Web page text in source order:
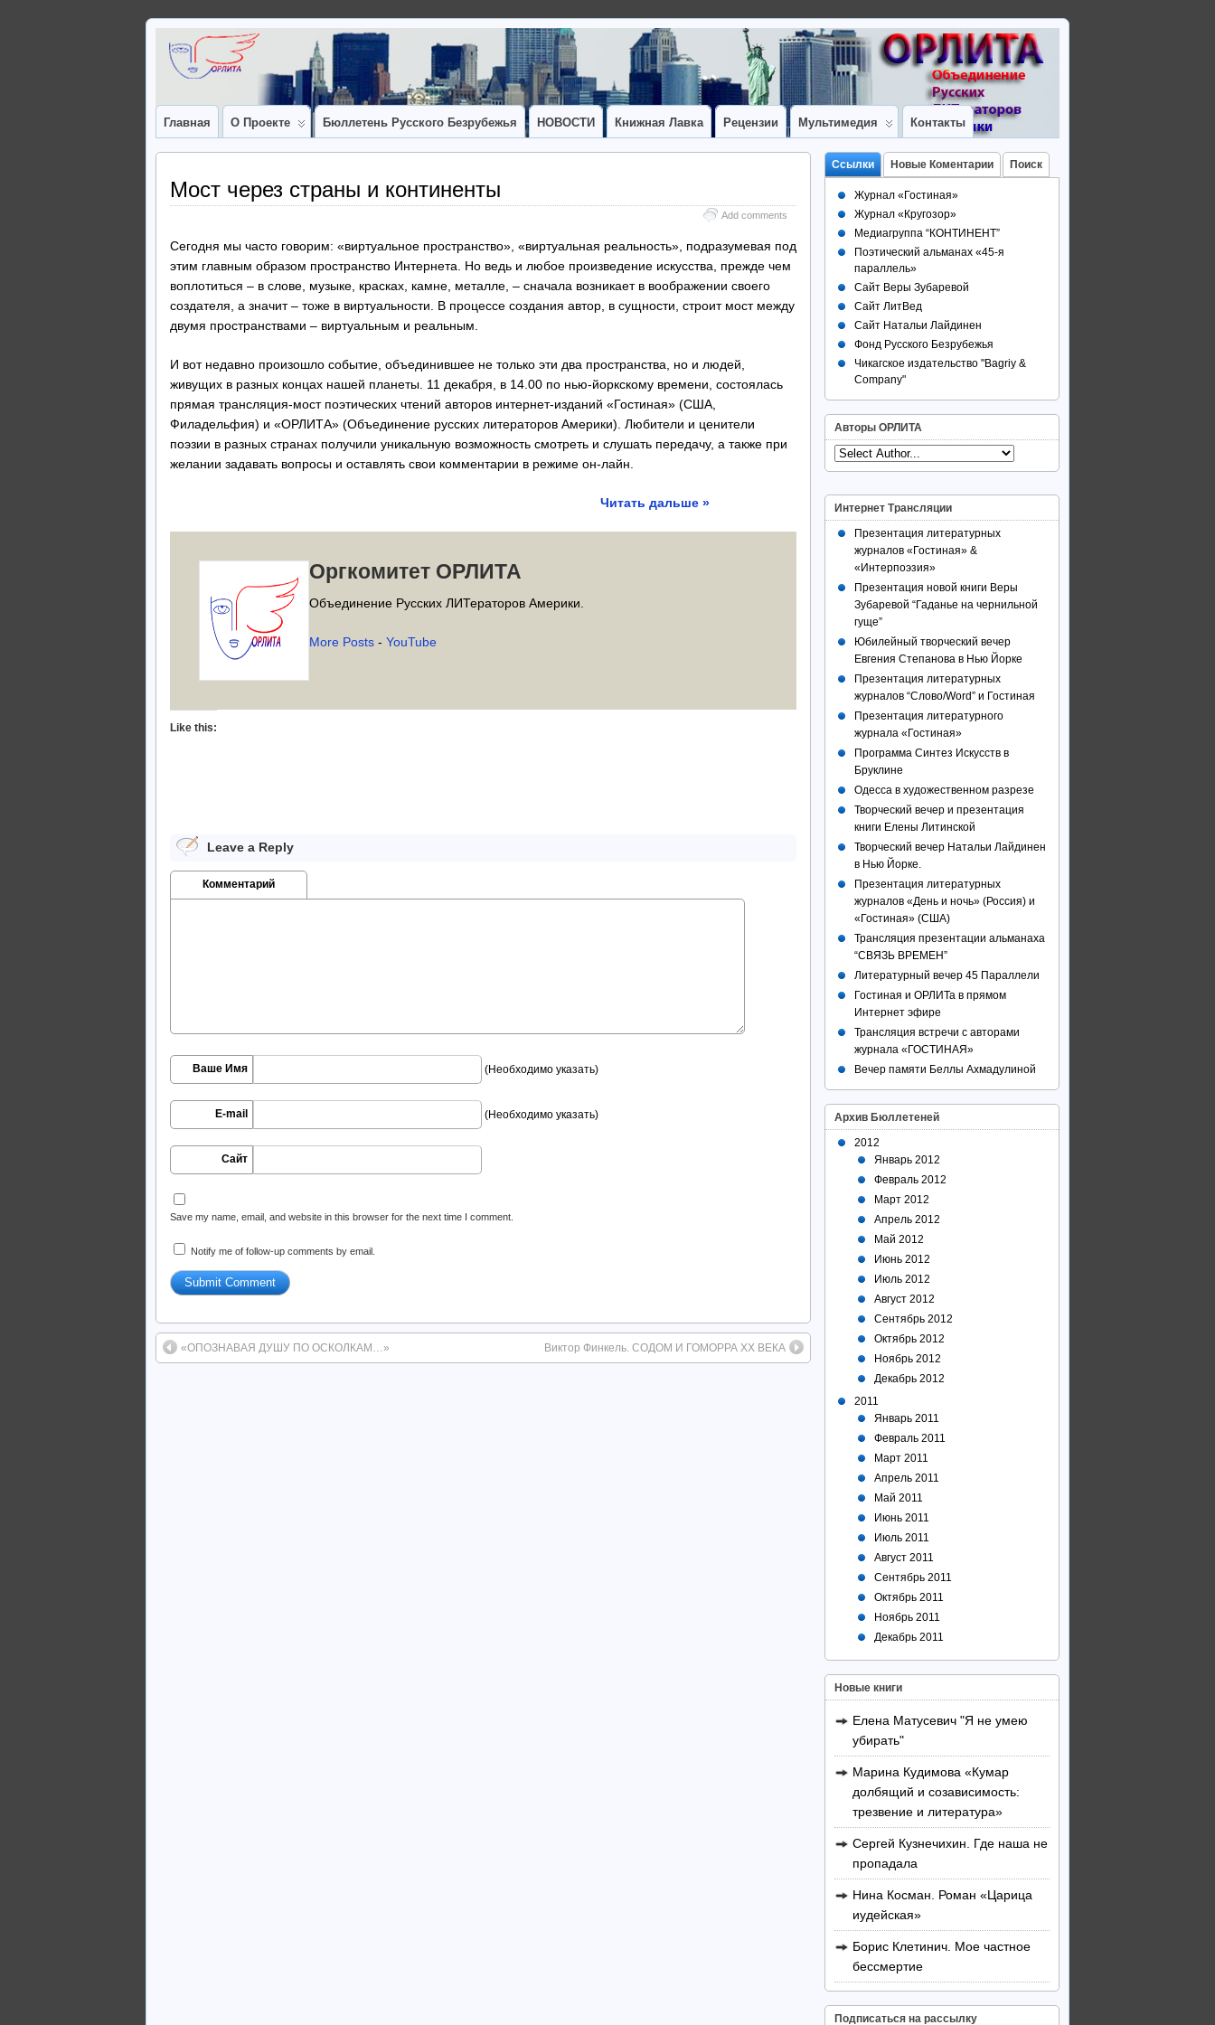
Главная О Проекте Бюллетень Русского Безрубежья НОВОСТИ Книжная Лавка Рецензии Мультимедия Контакты
Мост через страны и континенты
Add comments
Сегодня мы часто говорим: «виртуальное пространство», «виртуальная реальность», подразумевая под
этим главным образом пространство Интернета. Но ведь и любое произведение искусства, прежде чем
воплотиться – в слове, музыке, красках, камне, металле, – сначала возникает в воображении своего
создателя, а значит – тоже в виртуальности. В процессе создания автор, в сущности, строит мост между
двумя пространствами – виртуальным и реальным.
И вот недавно произошло событие, объединившее не только эти два пространства, но и людей,
живущих в разных концах нашей планеты. 11 декабря, в 14.00 по нью-йоркскому времени, состоялась
прямая трансляция-мост поэтических чтений авторов интернет-изданий «Гостиная» (США,
Филадельфия) и «ОРЛИТА» (Объединение русских литераторов Америки). Любители и ценители
поэзии в разных странах получили уникальную возможность смотреть и слушать передачу, а также при
желании задавать вопросы и оставлять свои комментарии в режиме он-лайн.
Читать дальше »
Оргкомитет ОРЛИТА
Объединение Русских ЛИТераторов Америки.
More Posts - YouTube
Like this:
Leave a Reply
Комментарий
Ваше Имя (Необходимо указать)
E-mail (Необходимо указать)
Сайт
Save my name, email, and website in this browser for the next time I comment.
Notify me of follow-up comments by email.
«ОПОЗНАВАЯ ДУШУ ПО ОСКОЛКАМ…» Виктор Финкель. СОДОМ И ГОМОРРА XX ВЕКА
Ссылки Новые Коментарии Поиск
Журнал «Гостиная»
Журнал «Кругозор»
Медиагруппа “КОНТИНЕНТ”
Поэтический альманах «45-я
параллель»
Сайт Веры Зубаревой
Сайт ЛитВед
Сайт Натальи Лайдинен
Фонд Русского Безрубежья
Чикагское издательство "Bagriy &
Company"
Авторы ОРЛИТА
Интернет Трансляции
Презентация литературных
журналов «Гостиная» &
«Интерпоэзия»
Презентация новой книги Веры
Зубаревой “Гаданье на чернильной
гуще”
Юбилейный творческий вечер
Евгения Степанова в Нью Йорке
Презентация литературных
журналов “Слово/Word” и Гостиная
Презентация литературного
журнала «Гостиная»
Программа Синтез Искусств в
Бруклине
Одесса в художественном разрезе
Творческий вечер и презентация
книги Елены Литинской
Творческий вечер Натальи Лайдинен
в Нью Йорке.
Презентация литературных
журналов «День и ночь» (Россия) и
«Гостиная» (США)
Трансляция презентации альманаха
“СВЯЗЬ ВРЕМЕН”
Литературный вечер 45 Параллели
Гостиная и ОРЛИТа в прямом
Интернет эфире
Трансляция встречи с авторами
журнала «ГОСТИНАЯ»
Вечер памяти Беллы Ахмадулиной
Архив Бюллетеней
2012
Январь 2012
Февраль 2012
Март 2012
Апрель 2012
Май 2012
Июнь 2012
Июль 2012
Август 2012
Сентябрь 2012
Октябрь 2012
Ноябрь 2012
Декабрь 2012
2011
Январь 2011
Февраль 2011
Март 2011
Апрель 2011
Май 2011
Июнь 2011
Июль 2011
Август 2011
Сентябрь 2011
Октябрь 2011
Ноябрь 2011
Декабрь 2011
Новые книги
Елена Матусевич "Я не умею
убирать"
Марина Кудимова «Кумар
долбящий и созависимость:
трезвение и литература»
Сергей Кузнечихин. Где наша не
пропадала
Нина Косман. Роман «Царица
иудейская»
Борис Клетинич. Мое частное
бессмертие
Подписаться на рассылку